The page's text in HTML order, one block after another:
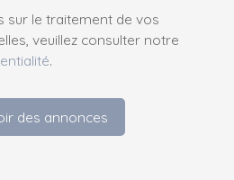
sur le traitement de vos
veuillez consulter notre
.
des annonces